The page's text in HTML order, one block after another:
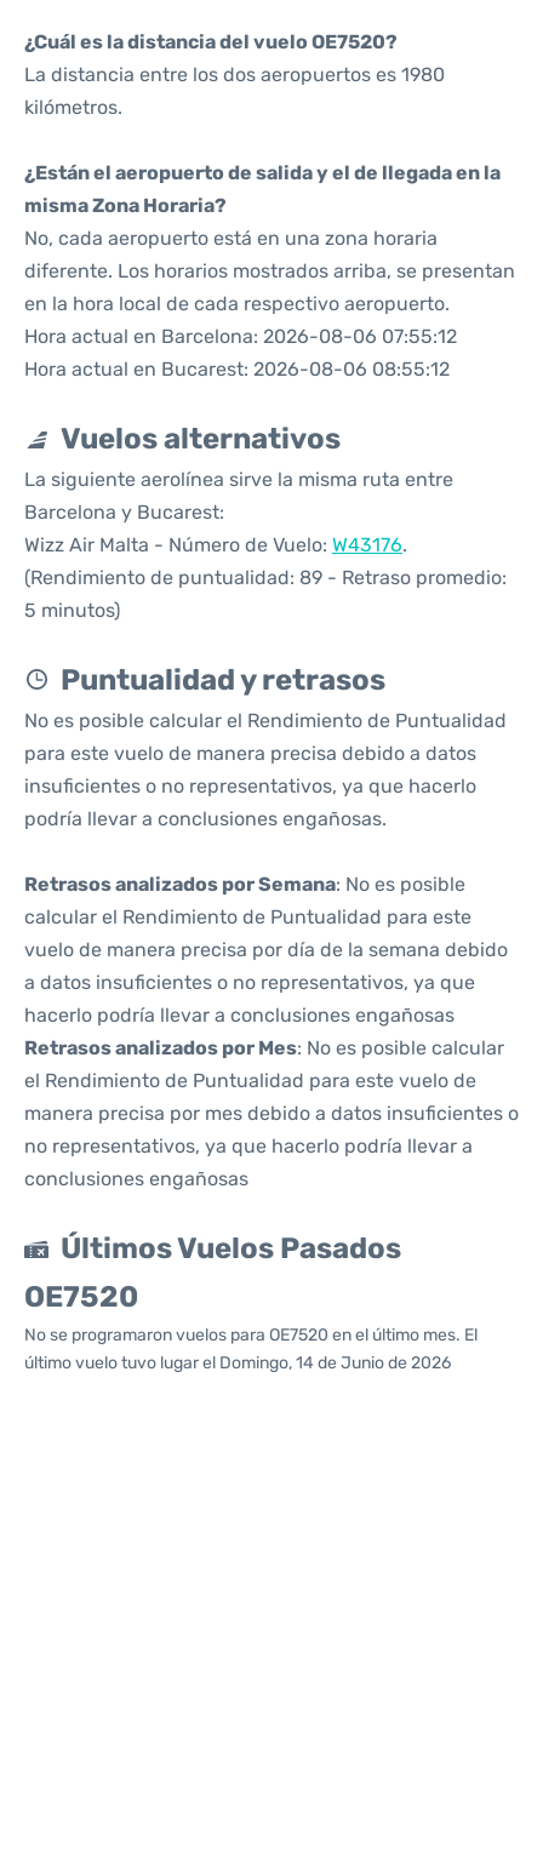
¿Cuál es la distancia del vuelo OE7520?
La distancia entre los dos aeropuertos es 1980
kilómetros.
¿Están el aeropuerto de salida y el de llegada en la
misma Zona Horaria?
No, cada aeropuerto está en una zona horaria
diferente. Los horarios mostrados arriba, se presentan
en la hora local de cada respectivo aeropuerto.
Hora actual en Barcelona: 2026-08-06 07:55:12
Hora actual en Bucarest: 2026-08-06 08:55:12
Vuelos alternativos
La siguiente aerolínea sirve la misma ruta entre
Barcelona y Bucarest:
Wizz Air Malta - Número de Vuelo: W43176.
(Rendimiento de puntualidad: 89 - Retraso promedio:
5 minutos)
Puntualidad y retrasos
No es posible calcular el Rendimiento de Puntualidad
para este vuelo de manera precisa debido a datos
insuficientes o no representativos, ya que hacerlo
podría llevar a conclusiones engañosas.
Retrasos analizados por Semana: No es posible
calcular el Rendimiento de Puntualidad para este
vuelo de manera precisa por día de la semana debido
a datos insuficientes o no representativos, ya que
hacerlo podría llevar a conclusiones engañosas
Retrasos analizados por Mes: No es posible calcular
el Rendimiento de Puntualidad para este vuelo de
manera precisa por mes debido a datos insuficientes o
no representativos, ya que hacerlo podría llevar a
conclusiones engañosas
Últimos Vuelos Pasados
OE7520
No se programaron vuelos para OE7520 en el último mes. El
último vuelo tuvo lugar el Domingo, 14 de Junio de 2026